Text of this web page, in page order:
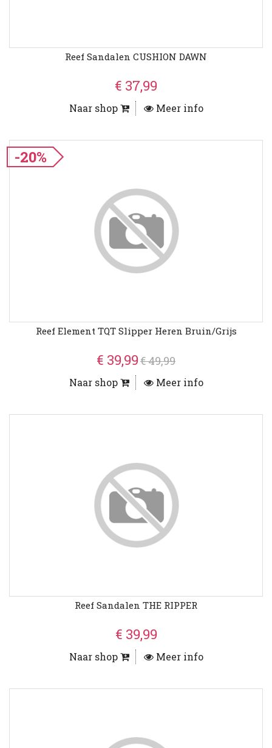
Reef Sandalen CUSHION DAWN
€ 37,99
Naar shop Meer info
-20%
Reef Element TQT Slipper Heren Bruin/Grijs
€ 39,99€ 49,99
Naar shop Meer info
Reef Sandalen THE RIPPER
€ 39,99
Naar shop Meer info